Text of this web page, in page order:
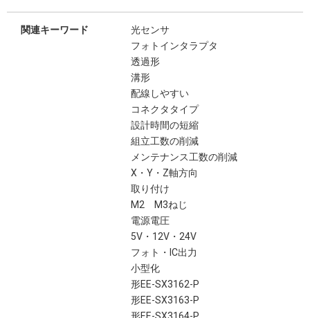
関連キーワード
光センサ
フォトインタラプタ
透過形
溝形
配線しやすい
コネクタタイプ
設計時間の短縮
組立工数の削減
メンテナンス工数の削減
X・Y・Z軸方向
取り付け
M2 M3ねじ
電源電圧
5V・12V・24V
フォト・IC出力
小型化
形EE-SX3162-P
形EE-SX3163-P
形EE-SX3164-P